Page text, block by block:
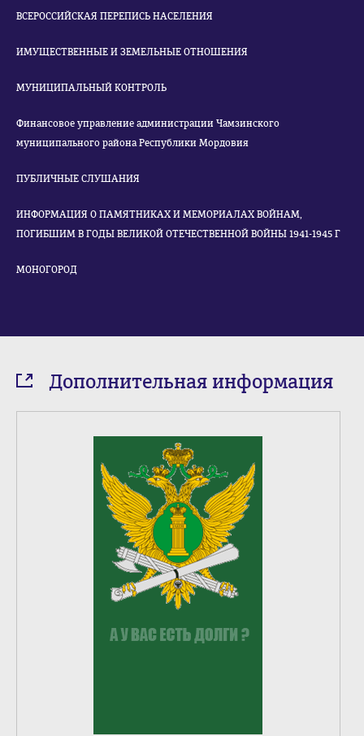
ВСЕРОССИЙСКАЯ ПЕРЕПИСЬ НАСЕЛЕНИЯ
ИМУЩЕСТВЕННЫЕ И ЗЕМЕЛЬНЫЕ ОТНОШЕНИЯ
МУНИЦИПАЛЬНЫЙ КОНТРОЛЬ
Финансовое управление администрации Чамзинского
муниципального района Республики Мордовия
ПУБЛИЧНЫЕ СЛУШАНИЯ
ИНФОРМАЦИЯ О ПАМЯТНИКАХ И МЕМОРИАЛАХ ВОЙНАМ,
ПОГИБШИМ В ГОДЫ ВЕЛИКОЙ ОТЕЧЕСТВЕННОЙ ВОЙНЫ 1941-1945 Г
МОНОГОРОД
Дополнительная информация